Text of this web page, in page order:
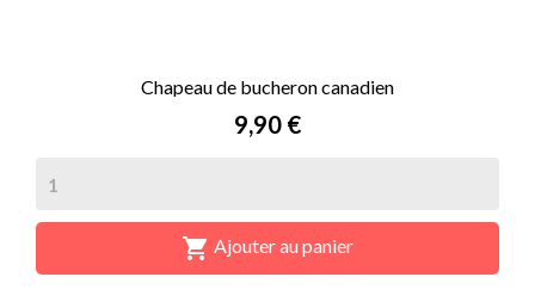
Chapeau de bucheron canadien
Prix
9,90 €
 Ajouter au panier